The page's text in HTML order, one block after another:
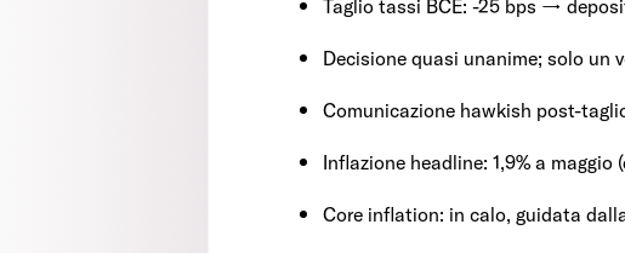
Taglio tassi BCE: -25 bps →
Decisione quasi unanime; solo un
Comunicazione hawkish post-
Inflazione headline: 1,9% a
Core inflation: in calo, guidata